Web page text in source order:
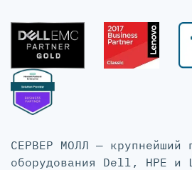
СЕРВЕР МОЛЛ — крупнейший
оборудования Dell, HPE и